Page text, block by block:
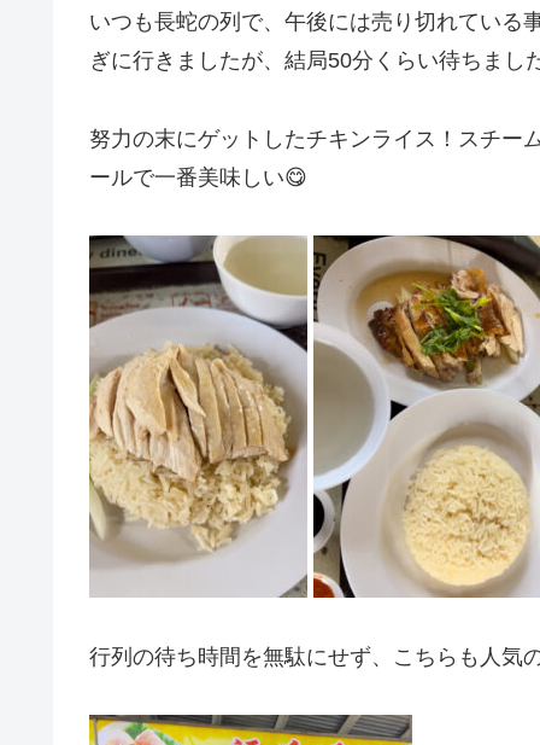
いつも長蛇の列で、午後には売り切れている
ぎに行きましたが、結局50分くらい待ちまし
努力の末にゲットしたチキンライス！スチー
ールで一番美味しい😋
行列の待ち時間を無駄にせず、こちらも人気